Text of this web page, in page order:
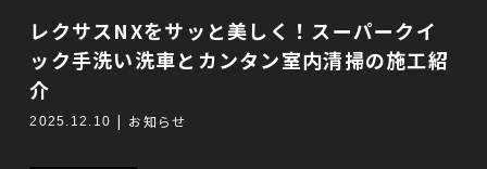
レクサスNXをサッと美しく！スーパークイ
ック手洗い洗車とカンタン室内清掃の施工紹
介
2025.12.10 お知らせ